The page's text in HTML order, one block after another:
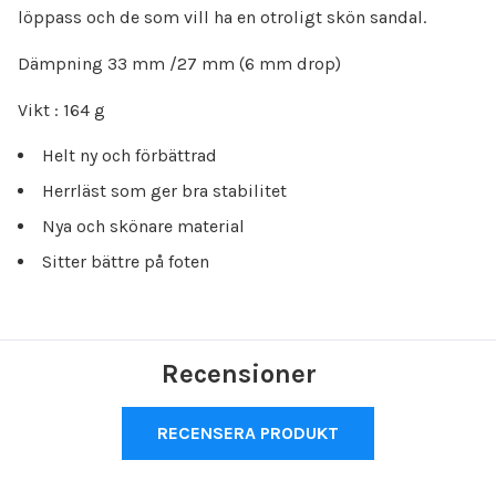
löppass och de som vill ha en otroligt skön sandal.
Dämpning 33 mm /27 mm (6 mm drop)
Vikt : 164 g
Helt ny och förbättrad
Herrläst som ger bra stabilitet
Nya och skönare material
Sitter bättre på foten
Recensioner
RECENSERA PRODUKT